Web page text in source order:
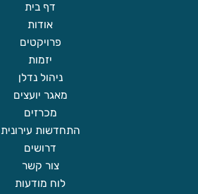
דף בית
אודות
פרויקטים
יזמות
ניהול נדלן
מאגר יועצים
מכרזים
התחדשות עירונית
דרושים
צור קשר
לוח מודעות